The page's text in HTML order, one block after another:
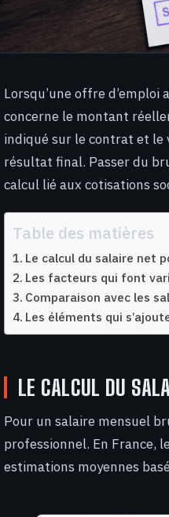
Lorsqu’une offre
concerne le montant
indiqué sur le contrat et
résultat final. Passer du
calcul lié aux cotisations
Table des matières
Le calcul du salaire net
Les facteurs qui font
Comparaison avec les
Les éléments qui
LE CALCUL DU
Pour un salaire mensuel
professionnel. En France,
estimations moyennes